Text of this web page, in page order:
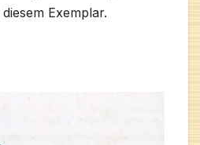
Exemplar.